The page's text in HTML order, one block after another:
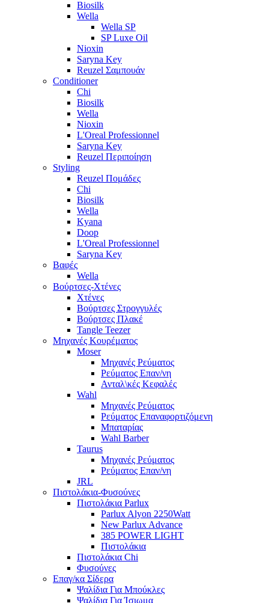
Biosilk
Wella
Wella SP
SP Luxe Oil
Nioxin
Saryna Key
Reuzel Σαμπουάν
Conditioner
Chi
Biosilk
Wella
Nioxin
L'Oreal Professionnel
Saryna Key
Reuzel Περιποίηση
Styling
Reuzel Πομάδες
Chi
Biosilk
Wella
Kyana
Doop
L'Oreal Professionnel
Saryna Key
Βαφές
Wella
Βούρτσες-Χτένες
Χτένες
Βούρτσες Στρογγυλές
Βούρτσες Πλακέ
Tangle Teezer
Μηχανές Κουρέματος
Moser
Μηχανές Ρεύματος
Ρεύματος Επαν/νη
Ανταλ\κές Κεφαλές
Wahl
Μηχανές Ρεύματος
Ρεύματος Επαναφορτιζόμενη
Μπαταρίας
Wahl Barber
Taurus
Μηχανές Ρεύματος
Ρεύματος Επαν/νη
JRL
Πιστολάκια-Φυσούνες
Πιστολάκια Parlux
Parlux Alyon 2250Watt
New Parlux Advance
385 POWER LIGHT
Πιστολάκια
Πιστολάκια Chi
Φυσούνες
Επαγ/κα Σίδερα
Ψαλίδια Για Μπούκλες
Ψαλίδια Για Ίσιωμα